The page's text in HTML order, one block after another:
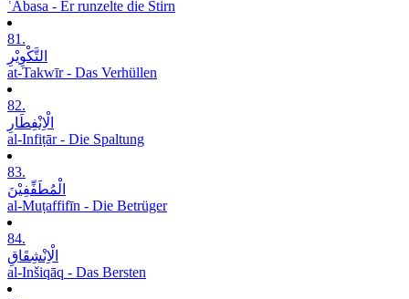
ʿAbasa - Er runzelte die Stirn
81.
التَّکْوِیْرِ
at-Takwīr - Das Verhüllen
82.
الْاِنْفِطَارِ
al-Infiṭār - Die Spaltung
83.
الْمُطَفِّفِیْنَ
al-Muṭaffifīn - Die Betrüger
84.
الْاِنْشِقَاقِ
al-Inšiqāq - Das Bersten